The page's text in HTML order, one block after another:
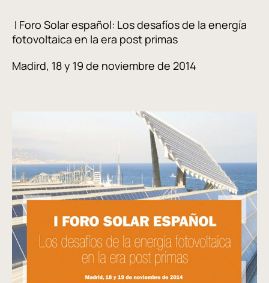
I Foro Solar español: Los desafíos de la energía
fotovoltaica en la era post primas
Madird, 18 y 19 de noviembre de 2014